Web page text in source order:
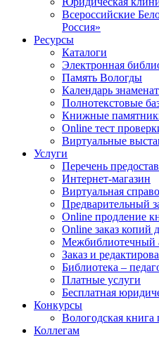
Всероссийские
Россия»
Ресурсы
Каталоги
Электронная
Память Вологды
Календарь
Полнотекстовые
Книжные
Online тест
Виртуальные
Услуги
Перечень
Интернет-магазин
Виртуальная
Предварительный
Online продление
Online заказ копий
Межбиблиотечный
Заказ и
Библиотека –
Платные услуги
Бесплатная
Конкурсы
Вологодская книга
Коллегам